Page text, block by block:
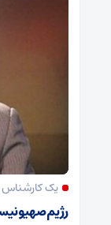
یک
رژیم